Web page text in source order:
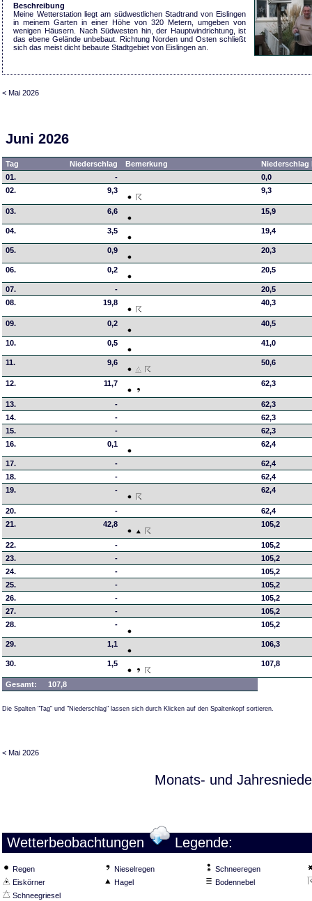
Beschreibung
Meine Wetterstation liegt am südwestlichen Stadtrand von Eislingen
in meinem Garten in einer Höhe von 320 Metern, umgeben von
wenigen Häusern. Nach Südwesten hin, der Hauptwindrichtung, ist
das ebene Gelände unbebaut. Richtung Norden und Osten schließt
sich das meist dicht bebaute Stadtgebiet von Eislingen an.
< Mai 2026
Juni 2026
Tag Niederschlag Bemerkung
01.
-
0,0
02.
9,3 9,3
03. 6,6 15,9
04. 3,5 19,4
05. 0,9 20,3
06. 0,2 20,5
07. -
20,5
08.
19,8 40,3
09. 0,2 40,5
10. 0,5 41,0
11. 9,6 50,6
12. 11,7 62,3
13. -
62,3
14.
-
62,3
15.
-
62,3
16.
0,1 62,4
17. -
62,4
18.
-
62,4
19.
- 62,4
20. -
62,4
21.
42,8 105,2
22. -
105,2
23.
-
105,2
24.
-
105,2
25.
-
105,2
26.
-
105,2
27.
-
105,2
28.
- 105,2
29. 1,1 106,3
30. 1,5 107,8
Gesamt: 107,8
Die Spalten "Tag" und "Niederschlag" lassen sich durch Klicken auf den Spaltenkopf sortieren.
< Mai 2026
Monats- und
Wetterbeobachtungen Legende:
Regen Nieselregen
Schneeregen
Eiskörner
Hagel
Bodennebel
Schneegriesel